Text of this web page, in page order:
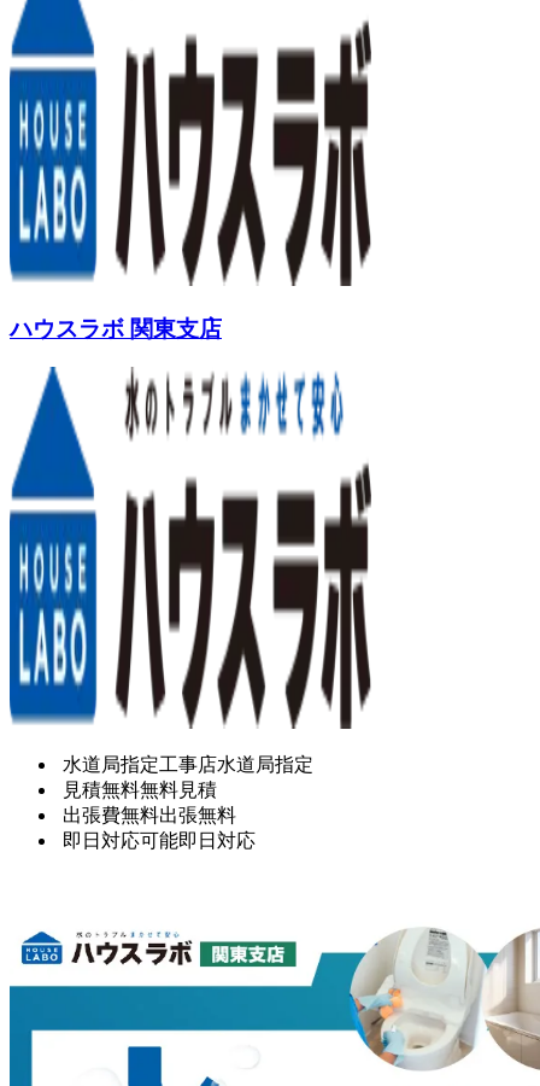
ハウスラボ 関東支店
水道局指定工事店水道局指定
見積無料無料見積
出張費無料出張無料
即日対応可能即日対応